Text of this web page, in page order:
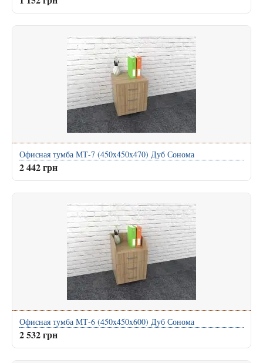
Офисная тумба МТ-7 (450x450x470) Дуб Сонома
2 442 грн
Офисная тумба МТ-6 (450x450x600) Дуб Сонома
2 532 грн